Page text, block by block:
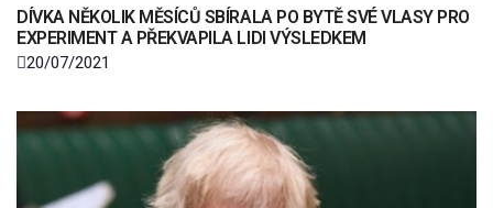
DÍVKA NĚKOLIK MĚSÍCŮ SBÍRALA PO BYTĚ SVÉ VLASY PRO
EXPERIMENT A PŘEKVAPILA LIDI VÝSLEDKEM
20/07/2021